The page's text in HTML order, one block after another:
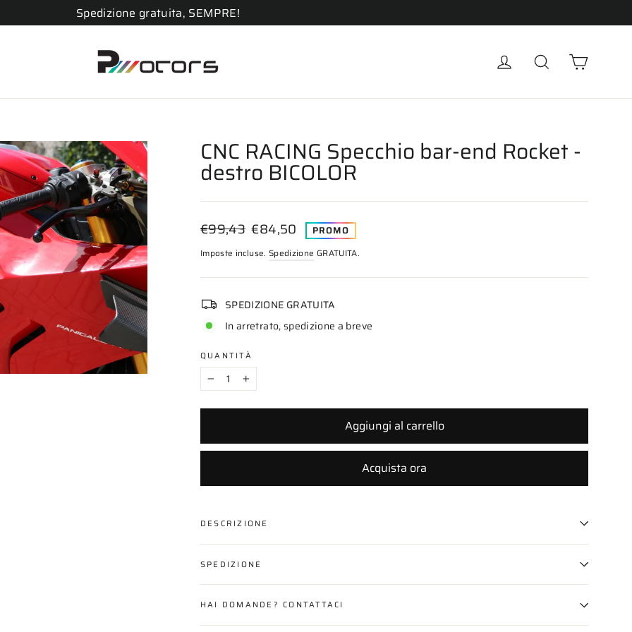
Spedizione gratuita, SEMPRE!
Accedi Cerca
CNC RACING Specchio bar-end Rocket -
destro BICOLOR
Prezzo
listino
€99,43 Prezzo
€84,50 PROMO
Imposte incluse. Spedizione GRATUITA.
SPEDIZIONE GRATUITA
In arretrato, spedizione a breve
QUANTITÀ
− +
Aggiungi al carrello
Acquista ora
DESCRIZIONE
SPEDIZIONE
HAI DOMANDE? CONTATTACI